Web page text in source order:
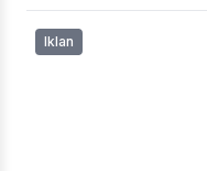
Iklan